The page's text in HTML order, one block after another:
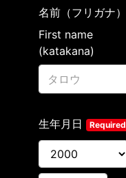
名前（フリガナ）
First name
(katakana)
生年月日 Required